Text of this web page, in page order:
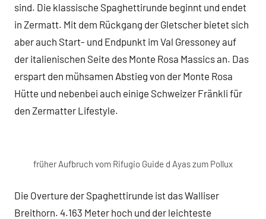
sind. Die klassische Spaghettirunde beginnt und endet
in Zermatt. Mit dem Rückgang der Gletscher bietet sich
aber auch Start- und Endpunkt im Val Gressoney auf
der italienischen Seite des Monte Rosa Massics an. Das
erspart den mühsamen Abstieg von der Monte Rosa
Hütte und nebenbei auch einige Schweizer Fränkli für
den Zermatter Lifestyle.
früher Aufbruch vom Rifugio Guide d Ayas zum Pollux
Die Overture der Spaghettirunde ist das Walliser
Breithorn. 4.163 Meter hoch und der leichteste